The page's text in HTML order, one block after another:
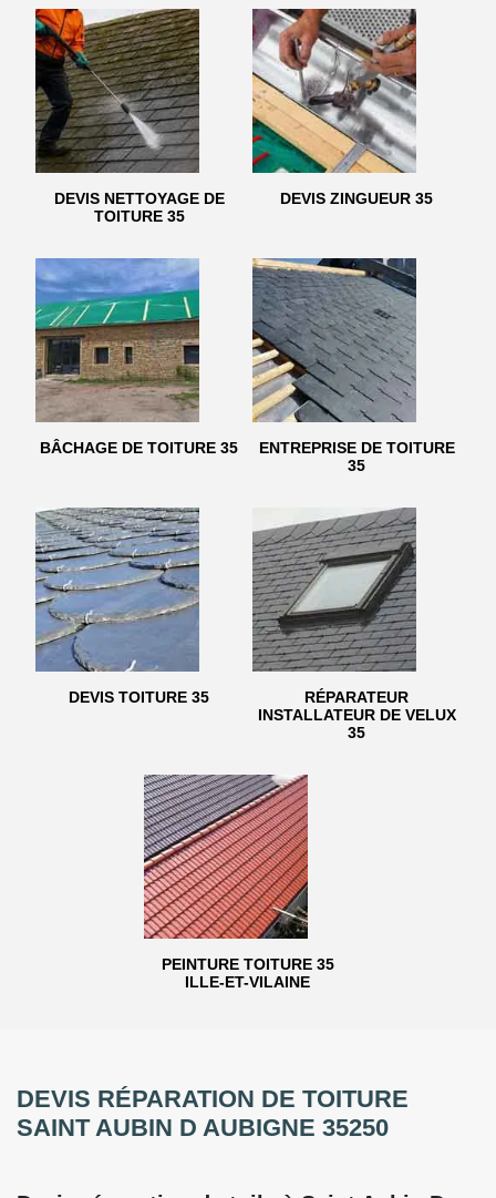
DEVIS NETTOYAGE DE
TOITURE 35
DEVIS ZINGUEUR 35
BÂCHAGE DE TOITURE 35
ENTREPRISE DE TOITURE
35
DEVIS TOITURE 35
RÉPARATEUR
INSTALLATEUR DE VELUX
35
PEINTURE TOITURE 35
ILLE-ET-VILAINE
DEVIS RÉPARATION DE TOITURE
SAINT AUBIN D AUBIGNE 35250